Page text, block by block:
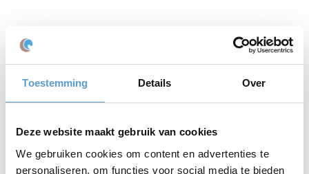
Toestemming Details Over
Deze website maakt gebruik van cookies
We gebruiken cookies om content en advertenties te
personaliseren, om functies voor social media te bieden
Praktische tips voor dit bedrijfsuitje
Kies een activiteit die ook geschikt is voor collega’s die minder
sportief zijn.
sprinten tussen ontvangst, spel en diner.
Vraag vooraf naar dieetwensen, mobiliteit en praktische
beperkingen.
Werk altijd met een slechtweerscenario, zeker aan zee.